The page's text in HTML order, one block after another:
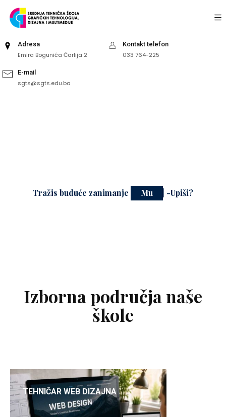
Adresa
Emira Bogunića Čarlija 2
Kontakt telefon
033 764-225
E-mail
sgts@sgts.edu.ba
Tražis buduće zanimanje Gra -Upiši?
Izborna područja naše
škole
TEHNIČAR WEB DIZAJNA